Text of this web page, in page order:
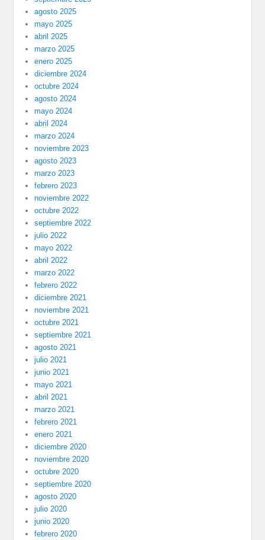
agosto 2025
mayo 2025
abril 2025
marzo 2025
enero 2025
diciembre 2024
octubre 2024
agosto 2024
mayo 2024
abril 2024
marzo 2024
noviembre 2023
agosto 2023
marzo 2023
febrero 2023
noviembre 2022
octubre 2022
septiembre 2022
julio 2022
mayo 2022
abril 2022
marzo 2022
febrero 2022
diciembre 2021
noviembre 2021
octubre 2021
septiembre 2021
agosto 2021
julio 2021
junio 2021
mayo 2021
abril 2021
marzo 2021
febrero 2021
enero 2021
diciembre 2020
noviembre 2020
octubre 2020
septiembre 2020
agosto 2020
julio 2020
junio 2020
febrero 2020